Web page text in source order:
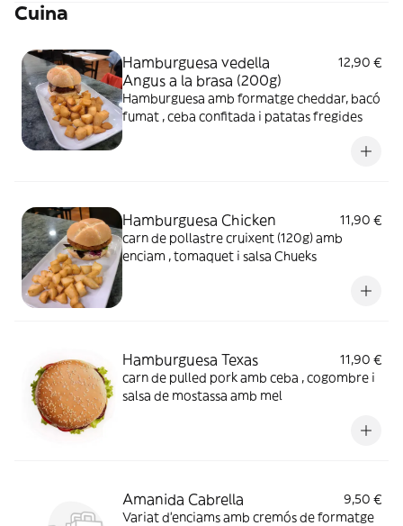
Cuina
Hamburguesa vedella
Angus a la brasa (200g)
12,90 €
Hamburguesa amb formatge cheddar, bacó
fumat , ceba confitada i patatas fregides
Hamburguesa Chicken
11,90 €
carn de pollastre cruixent (120g) amb
enciam , tomaquet i salsa Chueks
Hamburguesa Texas
11,90 €
carn de pulled pork amb ceba , cogombre i
salsa de mostassa amb mel
Amanida Cabrella
9,50 €
Variat d'enciams amb cremós de formatge